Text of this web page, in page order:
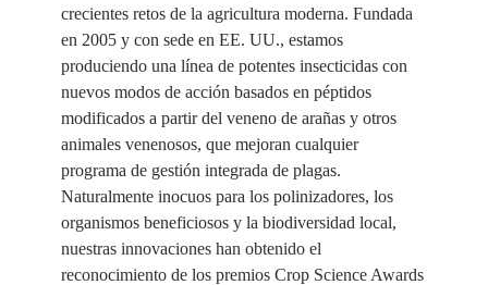
crecientes retos de la agricultura moderna. Fundada
en 2005 y con sede en EE. UU., estamos
produciendo una línea de potentes insecticidas con
nuevos modos de acción basados en péptidos
modificados a partir del veneno de arañas y otros
animales venenosos, que mejoran cualquier
programa de gestión integrada de plagas.
Naturalmente inocuos para los polinizadores, los
organismos beneficiosos y la biodiversidad local,
nuestras innovaciones han obtenido el
reconocimiento de los premios Crop Science Awards